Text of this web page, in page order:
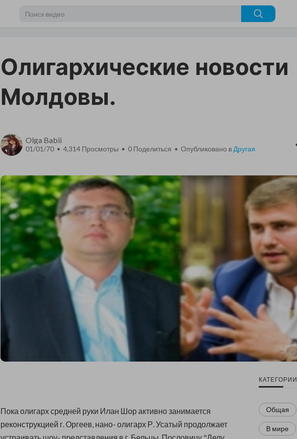
Олигархические новости
Молдовы.
Olga Babii
01/01/70 • 4,314 Просмотры • 0 Поделиться • Опубликовано в Другая
Пока олигарх средней руки Илан Шор активно занимается
реконструкцией г. Оргеев, нано- олигарх Р. Усатый продолжает
КАТЕГОРИИ
Общая
В мире